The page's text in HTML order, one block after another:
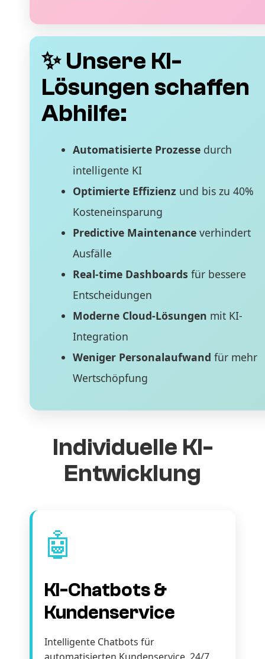
✨ Unsere KI-
Lösungen schaffen
Abhilfe:
Automatisierte Prozessedurch
intelligente KI
Optimierte Effizienz und bis zu 40%
Kosteneinsparung
Predictive Maintenanceverhindert
Ausfälle
Real-time Dashboards für bessere
Entscheidungen
Moderne Cloud-Lösungen mit KI-
Integration
Weniger Personalaufwand für mehr
Wertschöpfung
Individuelle KI-
Entwicklung
🤖
KI-Chatbots &
Kundenservice
Intelligente Chatbots für